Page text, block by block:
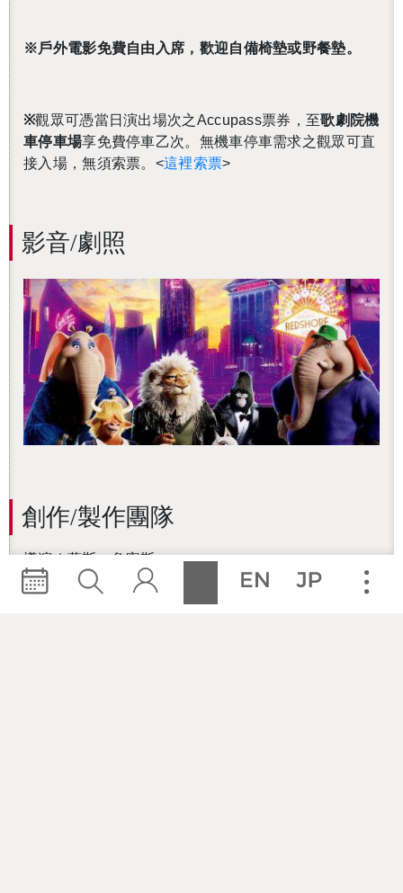
※戶外電影免費自由入席，歡迎自備椅墊或野餐墊。
※觀眾可憑當日演出場次之Accupass票券，至歌劇院機
車停車場享免費停車乙次。無機車停車需求之觀眾可直
接入場，無須索票。<這裡索票>
影音/劇照
創作/製作團隊
導演｜葛斯．詹寧斯